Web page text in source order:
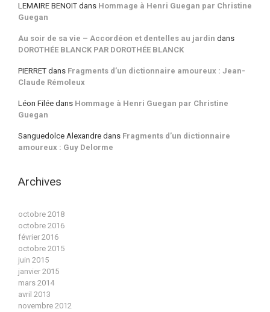
LEMAIRE BENOIT dans Hommage à Henri Guegan par Christine
Guegan
Au soir de sa vie – Accordéon et dentelles au jardin dans
DOROTHÉE BLANCK PAR DOROTHÉE BLANCK
PIERRET dans Fragments d’un dictionnaire amoureux : Jean-
Claude Rémoleux
Léon Filée dans Hommage à Henri Guegan par Christine
Guegan
Sanguedolce Alexandre dans Fragments d’un dictionnaire
amoureux : Guy Delorme
Archives
octobre 2018
octobre 2016
février 2016
octobre 2015
juin 2015
janvier 2015
mars 2014
avril 2013
novembre 2012